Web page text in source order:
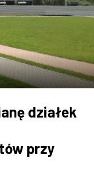
działek
przy